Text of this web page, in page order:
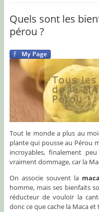
Quels sont les
pérou ?
Tout le monde a plus au
plante qui pousse au Pérou
incroyables, finalement
vraiment dommage, car la
On associe souvent la
homme, mais ses bienfaits
réducteur de vouloir la
donc ce que cache la Maca et